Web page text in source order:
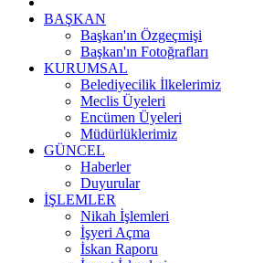
BAŞKAN
Başkan'ın Özgeçmişi
Başkan'ın Fotoğrafları
KURUMSAL
Belediyecilik İlkelerimiz
Meclis Üyeleri
Encümen Üyeleri
Müdürlüklerimiz
GÜNCEL
Haberler
Duyurular
İŞLEMLER
Nikah İşlemleri
İşyeri Açma
İskan Raporu